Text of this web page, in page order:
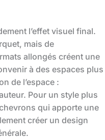
l’effet visuel final.
mais de
allongés créent une
à des espaces plus
de l’espace :
Pour un style plus
qui apporte une
créer un design